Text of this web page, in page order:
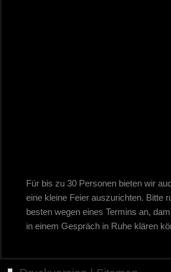
Für bis zu 30 Personen bieten wir
eine kleine Feier auszurichten. Bitte
besten wegen eines Termins an,
in einem Gespräch in Ruhe klären